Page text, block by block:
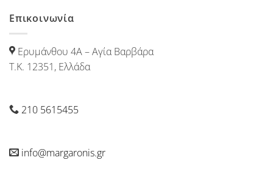
Επικοινωνία
Ερυμάνθου 4Α – Αγία Βαρβάρα
Τ.Κ. 12351, Ελλάδα
210 5615455
info@margaronis.gr